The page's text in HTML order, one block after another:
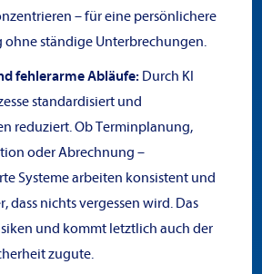
– für eine persönlichere
ohne ständige Unterbrechungen.
fehlerarme Abläufe: Durch KI
standardisiert und
reduziert. Ob Terminplanung,
oder Abrechnung –
Systeme arbeiten konsistent und
dass nichts vergessen wird. Das
und kommt letztlich auch der
zugute.